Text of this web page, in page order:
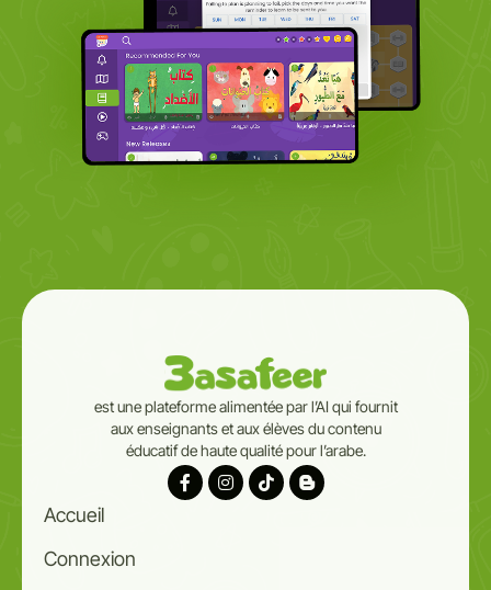
est une plateforme alimentée par l’AI qui fournit
aux enseignants et aux élèves du contenu
éducatif de haute qualité pour l’arabe.
Accueil
Connexion